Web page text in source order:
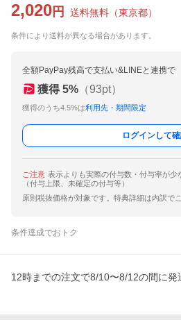
2,020 円 送料無料 （東京都）
条件により送料が異なる場合があります。
全額PayPay残高で支払い&LINEと連携で
獲得 5% （93pt）
獲得のうち4.5%は利用先・期間限定
ログインして
ご注意 表示よりも実際の付与数・付与率が少
（付与上限、未確定の付与等）
原則税抜価格が対象です。特典詳細は内訳で
条件達成でおトク
12時までの注文で8/10〜8/12の間に発